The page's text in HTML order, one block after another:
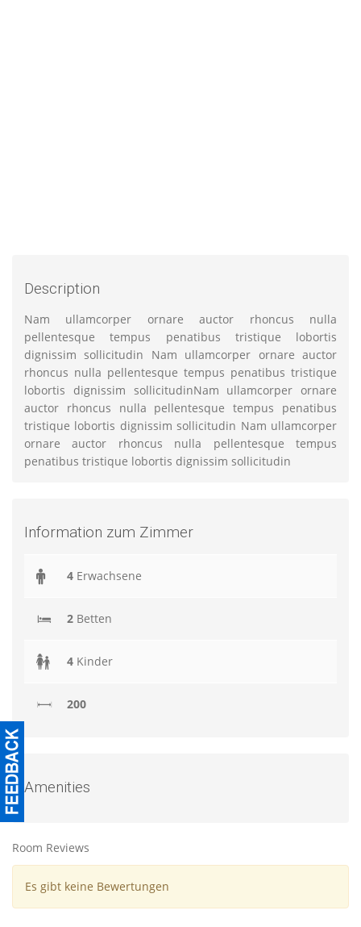
Description
Nam ullamcorper ornare auctor rhoncus nulla
pellentesque tempus penatibus tristique lobortis
dignissim sollicitudin Nam ullamcorper ornare auctor
rhoncus nulla pellentesque tempus penatibus tristique
lobortis dignissim sollicitudinNam ullamcorper ornare
auctor rhoncus nulla pellentesque tempus penatibus
tristique lobortis dignissim sollicitudin Nam ullamcorper
ornare auctor rhoncus nulla pellentesque tempus
penatibus tristique lobortis dignissim sollicitudin
Information zum Zimmer
4 Erwachsene
2 Betten
4 Kinder
200
Amenities
Room Reviews
Es gibt keine Bewertungen